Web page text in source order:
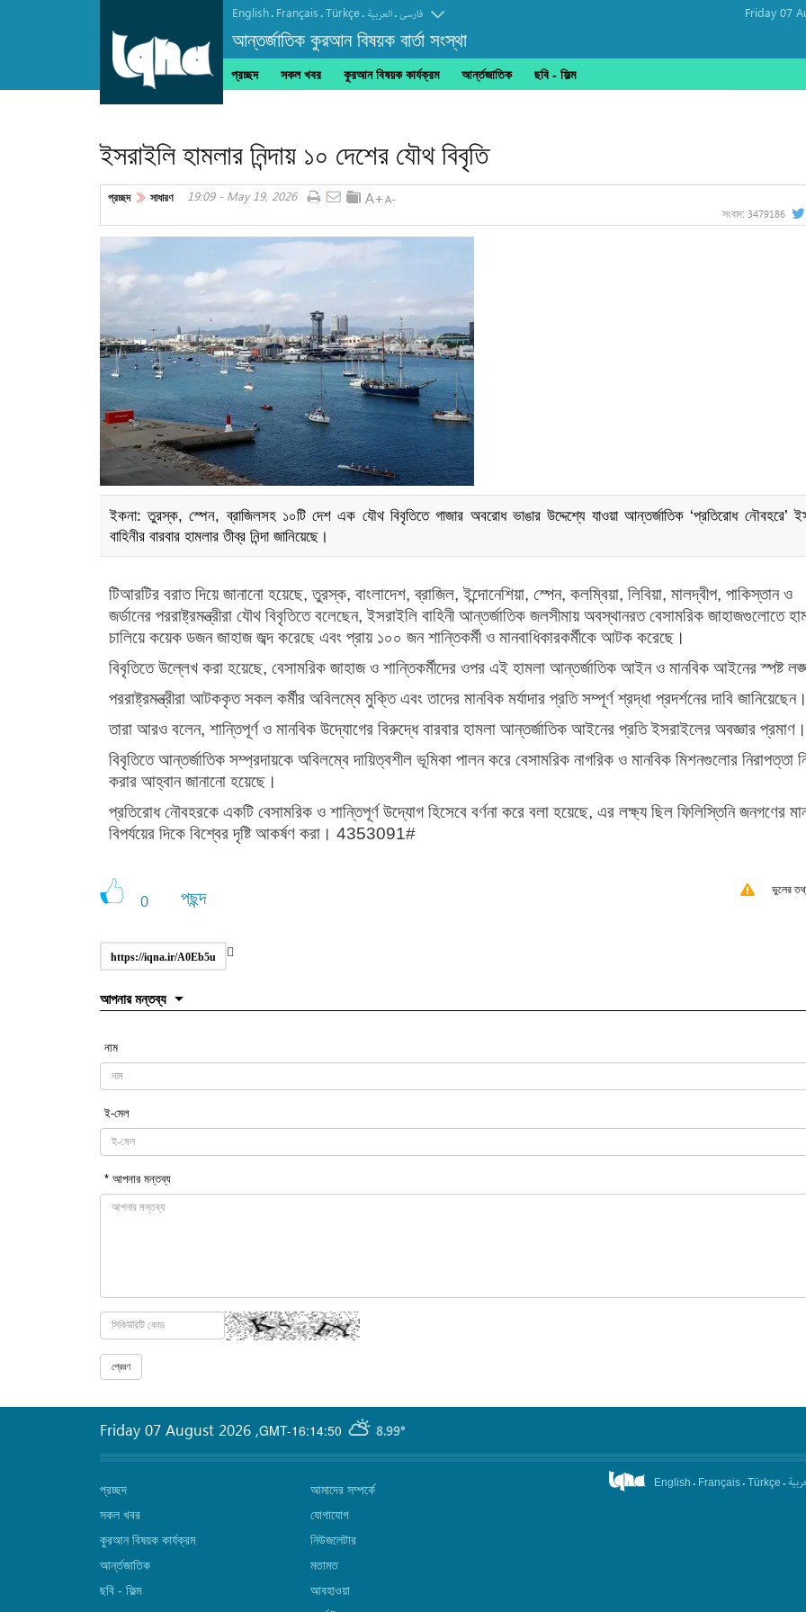
English. Français.Türkçe. العربیة.فارسی
আন্তর্জাতিক কুরআন বিষয়ক বার্তা সংস্থা
Friday 07
প্রচ্ছদ সকল খবর কুরআন বিষয়ক কার্যক্রম আর্ন্তজাতিক ছবি‎ - ফিল্ম
ইসরাইলি হামলার নিন্দায় ১০ দেশের যৌথ বিবৃতি
প্রচ্ছদ সাধারণ 19:09 - May 19, 2026
সংবাদ: 3479186
ইকনা: তুরস্ক, স্পেন, ব্রাজিলসহ ১০টি দেশ এক যৌথ বিবৃতিতে গাজার অবরোধ ভাঙার উদ্দেশ্যে যাওয়া আন্তর্জাতিক ‘প্রতিরোধ নৌবহরে’
বাহিনীর বারবার হামলার তীব্র নিন্দা জানিয়েছে।
টিআরটির বরাত দিয়ে জানানো হয়েছে, তুরস্ক, বাংলাদেশ, ব্রাজিল, ইন্দোনেশিয়া, স্পেন, কলম্বিয়া, লিবিয়া, মালদ্বীপ, পাকিস্তান ও
জর্ডানের পররাষ্ট্রমন্ত্রীরা যৌথ বিবৃতিতে বলেছেন, ইসরাইলি বাহিনী আন্তর্জাতিক জলসীমায় অবস্থানরত বেসামরিক জাহাজগুলোতে
চালিয়ে কয়েক ডজন জাহাজ জব্দ করেছে এবং প্রায় ১০০ জন শান্তিকর্মী ও মানবাধিকারকর্মীকে আটক করেছে।
বিবৃতিতে উল্লেখ করা হয়েছে, বেসামরিক জাহাজ ও শান্তিকর্মীদের ওপর এই হামলা আন্তর্জাতিক আইন ও মানবিক আইনের স্পষ্ট
পররাষ্ট্রমন্ত্রীরা আটককৃত সকল কর্মীর অবিলম্বে মুক্তি এবং তাদের মানবিক মর্যাদার প্রতি সম্পূর্ণ শ্রদ্ধা প্রদর্শনের দাবি জানিয়েছেন।
তারা আরও বলেন, শান্তিপূর্ণ ও মানবিক উদ্যোগের বিরুদ্ধে বারবার হামলা আন্তর্জাতিক আইনের প্রতি ইসরাইলের অবজ্ঞার প্রমাণ।
বিবৃতিতে আন্তর্জাতিক সম্প্রদায়কে অবিলম্বে দায়িত্বশীল ভূমিকা পালন করে বেসামরিক নাগরিক ও মানবিক মিশনগুলোর নিরাপত্তা
করার আহ্বান জানানো হয়েছে।
প্রতিরোধ নৌবহরকে একটি বেসামরিক ও শান্তিপূর্ণ উদ্যোগ হিসেবে বর্ণনা করে বলা হয়েছে, এর লক্ষ্য ছিল ফিলিস্তিনি জনগণের
বিপর্যয়ের দিকে বিশ্বের দৃষ্টি আকর্ষণ করা। 4353091#
0 পছন্দ ভুলের
https://iqna.ir/A0Eb5u
আপনার মন্তব্য
নাম
ই-মেল
* আপনার মন্তব্য
GMT-16:14:50 8.99°
Friday 07 August 2026 ,
প্রচ্ছদ
সকল খবর
কুরআন বিষয়ক কার্যক্রম
আর্ন্তজাতিক
ছবি‎ - ফিল্ম
আমাদের সম্পর্কে
যোগাযোগ
নিউজলেটার
মতামত
আবহাওয়া
English . Français. Türkçe .